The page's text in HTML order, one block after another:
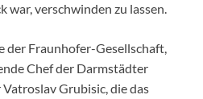
war, verschwinden zu lassen.
der Fraunhofer-Gesellschaft,
Chef der Darmstädter
Grubisic, die das